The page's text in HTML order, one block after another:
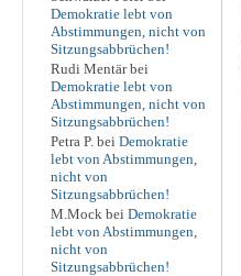
Demokratie lebt von
Abstimmungen, nicht von
Sitzungsabbrüchen!
Rudi Mentärbei
Demokratie lebt von
Abstimmungen, nicht von
Sitzungsabbrüchen!
Petra P. bei Demokratie
lebt von Abstimmungen,
nicht von
Sitzungsabbrüchen!
M.Mock bei Demokratie
lebt von Abstimmungen,
nicht von
Sitzungsabbrüchen!